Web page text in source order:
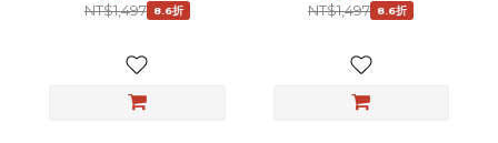
NT$1,497
8.6折
NT$1,497
8.6折